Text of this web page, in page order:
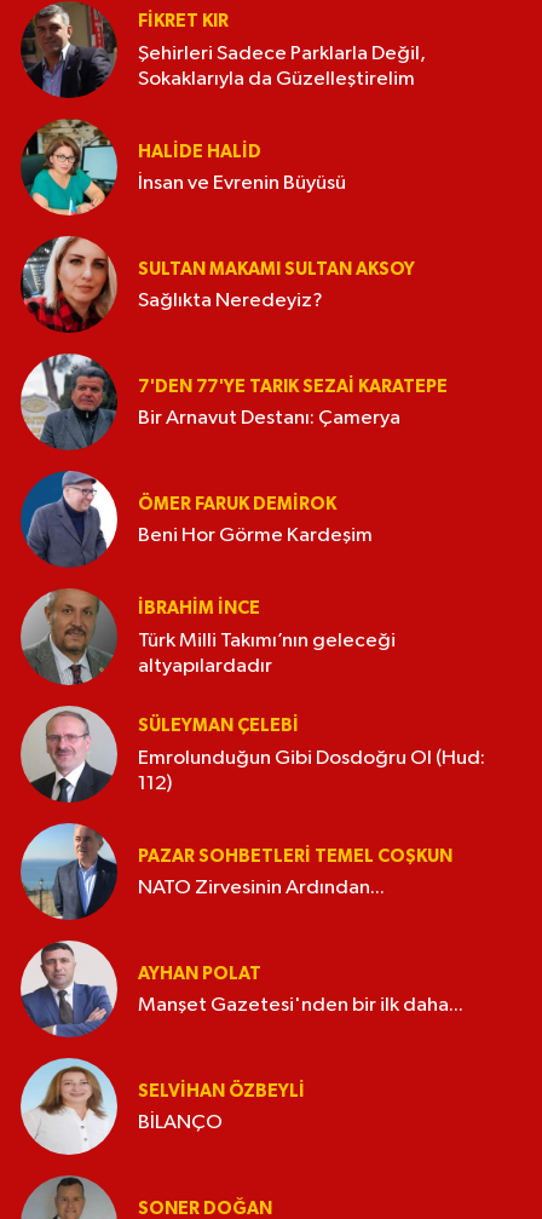
FIKRET KIR
Şehirleri Sadece Parklarla Değil,
Sokaklarıyla da Güzelleştirelim
HALIDE HALID
İnsan ve Evrenin Büyüsü
SULTAN MAKAMI SULTAN AKSOY
Sağlıkta Neredeyiz?
7'DEN 77'YE TARIK SEZAI KARATEPE
Bir Arnavut Destanı: Çamerya
ÖMER FARUK DEMIROK
Beni Hor Görme Kardeşim
İBRAHIM İNCE
Türk Milli Takımı’nın geleceği
altyapılardadır
SÜLEYMAN ÇELEBI
Emrolunduğun Gibi Dosdoğru Ol (Hud:
112)
PAZAR SOHBETLERI TEMEL COŞKUN
NATO Zirvesinin Ardından...
AYHAN POLAT
Manşet Gazetesi'nden bir ilk daha...
SELVIHAN ÖZBEYLI
BİLANÇO
SONER DOĞAN